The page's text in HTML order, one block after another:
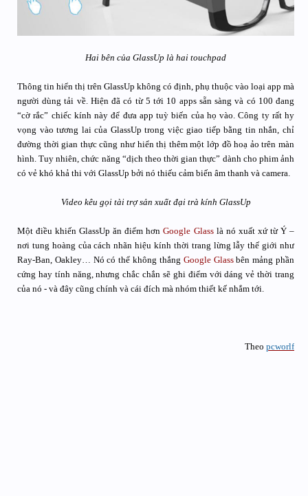
Hai bên của GlassUp là hai touchpad
Thông tin hiển thị trên GlassUp không có định, phụ thuộc vào loại app mà
người dùng tải về. Hiện đã có từ 5 tới 10 apps sẵn sàng và có 100 đang
“cờ rắc” chiếc kính này để đưa app tuỳ biến của họ vào. Công ty rất hy
vọng vào tương lai của GlassUp trong việc giao tiếp bằng tin nhắn, chỉ
đường thời gian thực cũng như hiển thị thêm một lớp đồ hoạ ảo trên màn
hình. Tuy nhiên, chức năng “dịch theo thời gian thực” dành cho phim ảnh
có vẻ khó khả thi với GlassUp bởi nó thiếu cảm biến âm thanh và camera.
Video kêu gọi tài trợ sản xuất đại trà kính GlassUp
Một điều khiến GlassUp ăn điểm hơnGoogle Glasslà nó xuất xứ từ Ý –
nơi tung hoàng của cách nhãn hiệu kính thời trang lừng lẫy thế giới như
Ray-Ban, Oakley… Nó có thể không thắng Google Glassbên mảng phần
cứng hay tính năng, nhưng chắc chắn sẽ ghi điểm với dáng vẻ thời trang
của nó - và đây cũng chính và cái đích mà nhóm thiết kế nhắm tới.
Theo pcworlf